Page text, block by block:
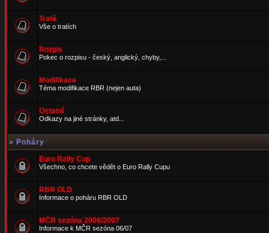
Tratě
Vše o tratích
Rozpis
Pokec o rozpisu - český, anglický, chyby,...
Modifikace
Téma modifikace RBR (nejen auta)
Ostatní
Odkazy na jiné stránky, atd...
» Poháry
Euro Rally Cup
Všechno, co chcete vědět o Euro Rally Cupu
RBR OLD
Informace o poháru RBR OLD
MČR sezóna 2006/2007
Informace k MČR sezóna 06/07